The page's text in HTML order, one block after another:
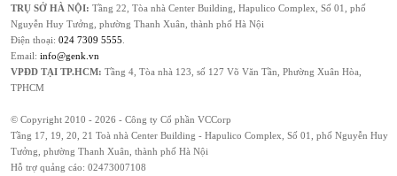
TRỤ SỞ HÀ NỘI: Tầng 22, Tòa nhà Center Building, Hapulico Complex, Số 01, phố
Nguyễn Huy Tưởng, phường Thanh Xuân, thành phố Hà Nội
Điện thoại: 024 7309 5555
Email: info@genk.vn
VPĐD TẠI TP.HCM: Tầng 4, Tòa nhà 123, số 127 Võ Văn Tần, Phường Xuân Hòa,
TPHCM
© Copyright 2010 - 2026 - Công ty Cổ phần VCCorp
Tầng 17, 19, 20, 21 Toà nhà Center Building - Hapulico Complex, Số 01, phố Nguyễn Huy
Tưởng, phường Thanh Xuân, thành phố Hà Nội
Hỗ trợ quảng cáo: 02473007108